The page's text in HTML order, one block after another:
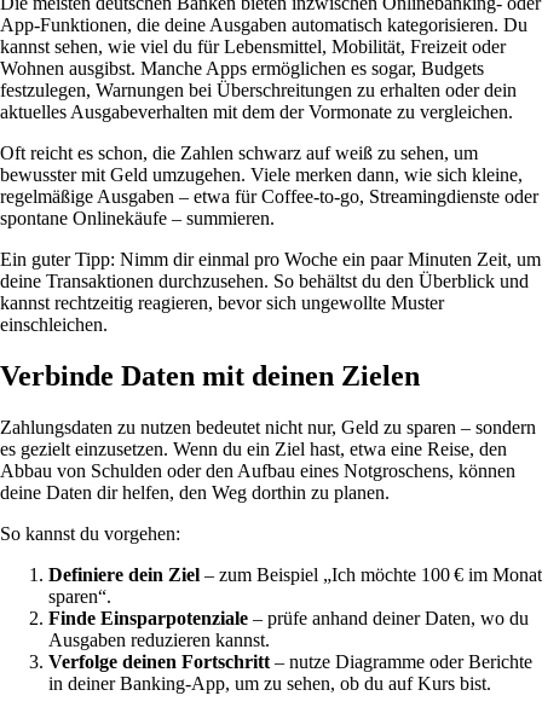
App-Funktionen, die deine Ausgaben automatisch kategorisieren. Du
kannst sehen, wie viel du für Lebensmittel, Mobilität, Freizeit oder
Wohnen ausgibst. Manche Apps ermöglichen es sogar, Budgets
festzulegen, Warnungen bei Überschreitungen zu erhalten oder dein
aktuelles Ausgabeverhalten mit dem der Vormonate zu vergleichen.
Oft reicht es schon, die Zahlen schwarz auf weiß zu sehen, um
bewusster mit Geld umzugehen. Viele merken dann, wie sich kleine,
regelmäßige Ausgaben – etwa für Coffee-to-go, Streamingdienste oder
spontane Onlinekäufe – summieren.
Ein guter Tipp: Nimm dir einmal pro Woche ein paar Minuten Zeit, um
deine Transaktionen durchzusehen. So behältst du den Überblick und
kannst rechtzeitig reagieren, bevor sich ungewollte Muster
einschleichen.
Verbinde Daten mit deinen Zielen
Zahlungsdaten zu nutzen bedeutet nicht nur, Geld zu sparen – sondern
es gezielt einzusetzen. Wenn du ein Ziel hast, etwa eine Reise, den
Abbau von Schulden oder den Aufbau eines Notgroschens, können
deine Daten dir helfen, den Weg dorthin zu planen.
So kannst du vorgehen:
Definiere dein Ziel – zum Beispiel „Ich möchte 100 € im Monat
sparen“.
Finde Einsparpotenziale – prüfe anhand deiner Daten, wo du
Ausgaben reduzieren kannst.
Verfolge deinen Fortschritt – nutze Diagramme oder Berichte
in deiner Banking-App, um zu sehen, ob du auf Kurs bist.